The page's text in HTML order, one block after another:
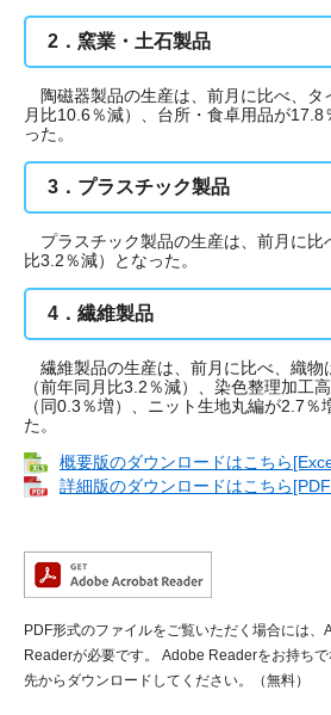
2．窯業・土石製品
陶磁器製品の生産は、前月に比べ、タ
月比10.6％減）、台所・食卓用品が
った。
3．プラスチック製品
プラスチック製品の生産は、前月に比
比3.2％減）となった。
4．繊維製品
繊維製品の生産は、前月に比べ、織物
（前年同月比3.2％減）、染色整理加工
（同0.3％増）、ニット生地丸編が2.7％
た。
概要版のダウンロードはこちら
詳細版のダウンロードはこちら
PDF形式のファイルをご覧いただく場合には
Readerが必要です。
Adobe Readerをお持ち
先からダウンロードしてください。（無料）